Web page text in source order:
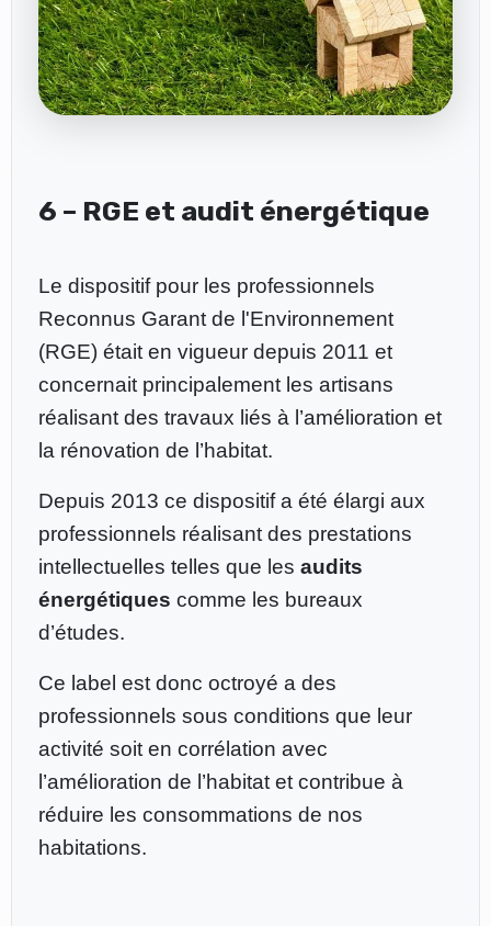
6 – RGE et audit énergétique
Le dispositif pour les professionnels
Reconnus Garant de l'Environnement
(RGE) était en vigueur depuis 2011 et
concernait principalement les artisans
réalisant des travaux liés à l’amélioration et
la rénovation de l’habitat.
Depuis 2013 ce dispositif a été élargi aux
professionnels réalisant des prestations
intellectuelles telles que les audits
énergétiques comme les bureaux
d’études.
Ce label est donc octroyé a des
professionnels sous conditions que leur
activité soit en corrélation avec
l’amélioration de l’habitat et contribue à
réduire les consommations de nos
habitations.